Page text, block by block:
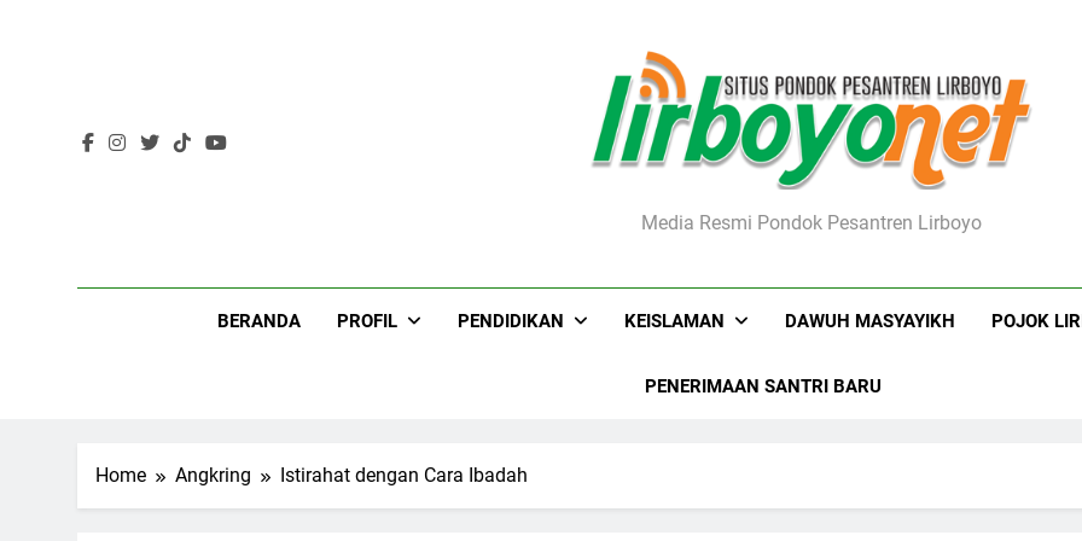
Lirboyo.netMedia Resmi Pondok Pesantren Lirboyo
BERANDA PROFIL PENDIDIKAN KEISLAMAN DAWUH MASYAYIKH POJOK
PENERIMAAN SANTRI BARU
Home Angkring Istirahat dengan Cara Ibadah